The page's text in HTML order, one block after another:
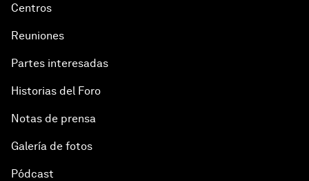
Centros
Reuniones
Partes interesadas
Historias del Foro
Notas de prensa
Galería de fotos
Pódcast